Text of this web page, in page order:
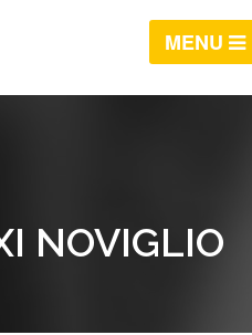
MENU
NOVIGLIO